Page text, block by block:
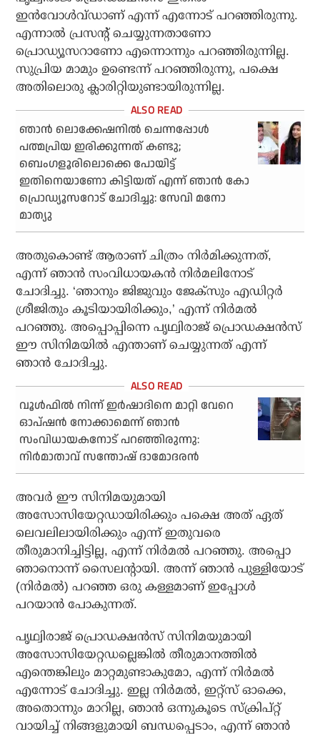
ഇന്‍വോള്‍വ്ഡാണ് എന്ന് എന്നോട് പറഞ്ഞിരുന്നു.
എന്നാല്‍ പ്രസന്റ് ചെയ്യുന്നതാണോ
പ്രൊഡ്യൂസറാണോ എന്നൊന്നും പറഞ്ഞിരുന്നില്ല.
സുപ്രിയ മാമും ഉണ്ടെന്ന് പറഞ്ഞിരുന്നു, പക്ഷെ
അതിലൊരു ക്ലാരിറ്റിയുണ്ടായിരുന്നില്ല.
ഞാന്‍ ലൊക്കേഷനില്‍ ചെന്നപ്പോള്‍
പത്മപ്രിയ ഇരിക്കുന്നത് കണ്ടു;
ബെംഗളൂരിലൊക്കെ പോയിട്ട്
ഇതിനെയാണോ കിട്ടിയത് എന്ന് ഞാന്‍ കോ
പ്രൊഡ്യൂസറോട് ചോദിച്ചു: സേവി മനോ
മാത്യു
അതുകൊണ്ട് ആരാണ് ചിത്രം നിര്‍മിക്കുന്നത്,
എന്ന് ഞാന്‍ സംവിധായകന്‍ നിര്‍മലിനോട്
ചോദിച്ചു. ‘ഞാനും ജിജുവും ജേക്‌സും എഡിറ്റര്‍
ശ്രീജിതും കൂടിയായിരിക്കും,’ എന്ന് നിര്‍മല്‍
പറഞ്ഞു. അപ്പൊപ്പിന്നെ പൃഥ്വിരാജ് പ്രൊഡക്ഷന്‍സ്
ഈ സിനിമയില്‍ എന്താണ് ചെയ്യുന്നത് എന്ന്
ഞാന്‍ ചോദിച്ചു.
വൂള്‍ഫില്‍ നിന്ന് ഇര്‍ഷാദിനെ മാറ്റി വേറെ
ഓപ്ഷന്‍ നോക്കാമെന്ന് ഞാന്‍
സംവിധായകനോട് പറഞ്ഞിരുന്നു:
നിര്‍മാതാവ് സന്തോഷ് ദാമോദരന്‍
അവര്‍ ഈ സിനിമയുമായി
അസോസിയേറ്റഡായിരിക്കും പക്ഷെ അത് ഏത്
ലെവലിലായിരിക്കും എന്ന് ഇതുവരെ
തീരുമാനിച്ചിട്ടില്ല, എന്ന് നിര്‍മല്‍ പറഞ്ഞു. അപ്പൊ
ഞാനൊന്ന് സൈലന്റായി. അന്ന് ഞാന്‍ പുള്ളിയോട്
(നിര്‍മല്‍) പറഞ്ഞ ഒരു കള്ളമാണ് ഇപ്പോള്‍
പറയാന്‍ പോകുന്നത്.
പൃഥ്വിരാജ് പ്രൊഡക്ഷന്‍സ് സിനിമയുമായി
അസോസിയേറ്റഡല്ലെങ്കില്‍ തീരുമാനത്തില്‍
എന്തെങ്കിലും മാറ്റമുണ്ടാകുമോ, എന്ന് നിര്‍മല്‍
എന്നോട് ചോദിച്ചു. ഇല്ല നിര്‍മല്‍, ഇറ്റ്‌സ് ഓക്കെ,
അതൊന്നും മാറില്ല, ഞാന്‍ ഒന്നുകൂടെ സ്‌ക്രിപ്റ്റ്
വായിച്ച് നിങ്ങളുമായി ബന്ധപ്പെടാം, എന്ന് ഞാന്‍